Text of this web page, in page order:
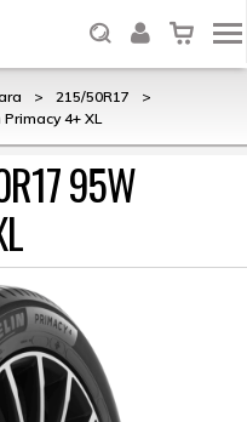
> 215/50R17
>
4+ XL
95W